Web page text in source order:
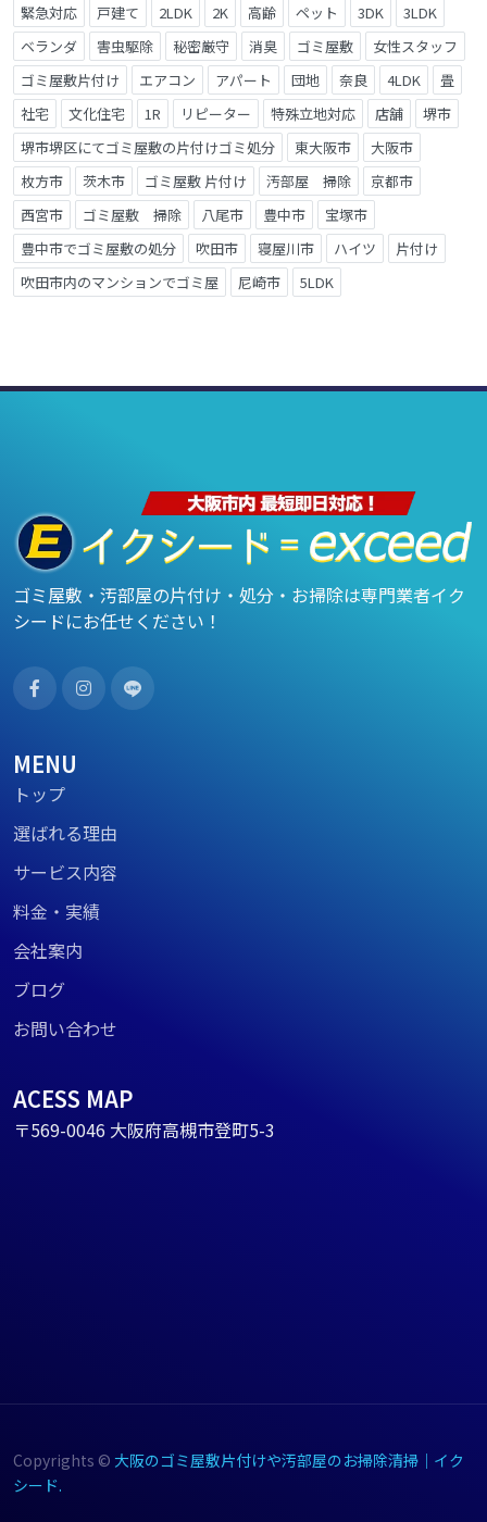
緊急対応
戸建て 2LDK 2K 高齢 ペット 3DK
3LDK
ベランダ
害虫駆除 秘密厳守 消臭 ゴミ屋敷
女性スタッフ
ゴミ屋敷片付け
エアコン アパート 団地 奈良 4LDK
畳
社宅
文化住宅 1R リピーター 特殊立地対応 店舗
堺市
堺市堺区にてゴミ屋敷の片付けゴミ処分
東大阪市
大阪市
枚方市
茨木市 ゴミ屋敷 片付け 汚部屋 掃除
京都市
西宮市
ゴミ屋敷 掃除 八尾市 豊中市
宝塚市
豊中市でゴミ屋敷の処分
吹田市 寝屋川市 ハイツ
片付け
吹田市内のマンションでゴミ屋
尼崎市 5LDK
ゴミ屋敷・汚部屋の片付け・処分・お掃除は専門業者イク
シードにお任せください！
MENU
トップ
選ばれる理由
サービス内容
料金・実績
会社案内
ブログ
お問い合わせ
ACESS MAP
〒569-0046 大阪府高槻市登町5-3
Copyrights © 大阪のゴミ屋敷片付けや汚部屋のお掃除清掃｜イク
シード.